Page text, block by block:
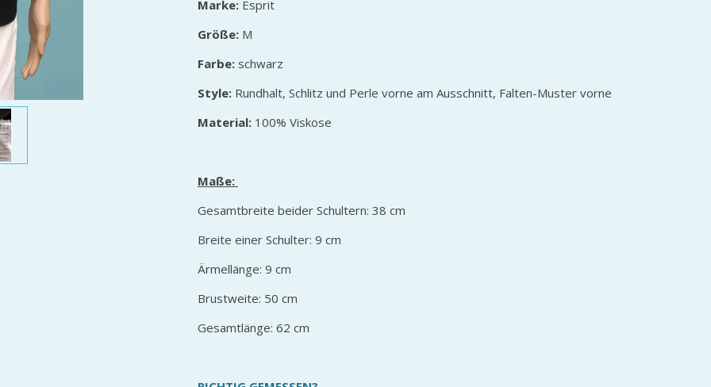
Marke: Esprit
Größe: M
Farbe: schwarz
Style: Rundhalt, Schlitz und Perle vorne am Ausschnitt, Falten-Muster vorne
Material: 100% Viskose
Maße:
Gesamtbreite beider Schultern: 38 cm
Breite einer Schulter: 9 cm
Ärmellänge: 9 cm
Brustweite: 50 cm
Gesamtlänge: 62 cm